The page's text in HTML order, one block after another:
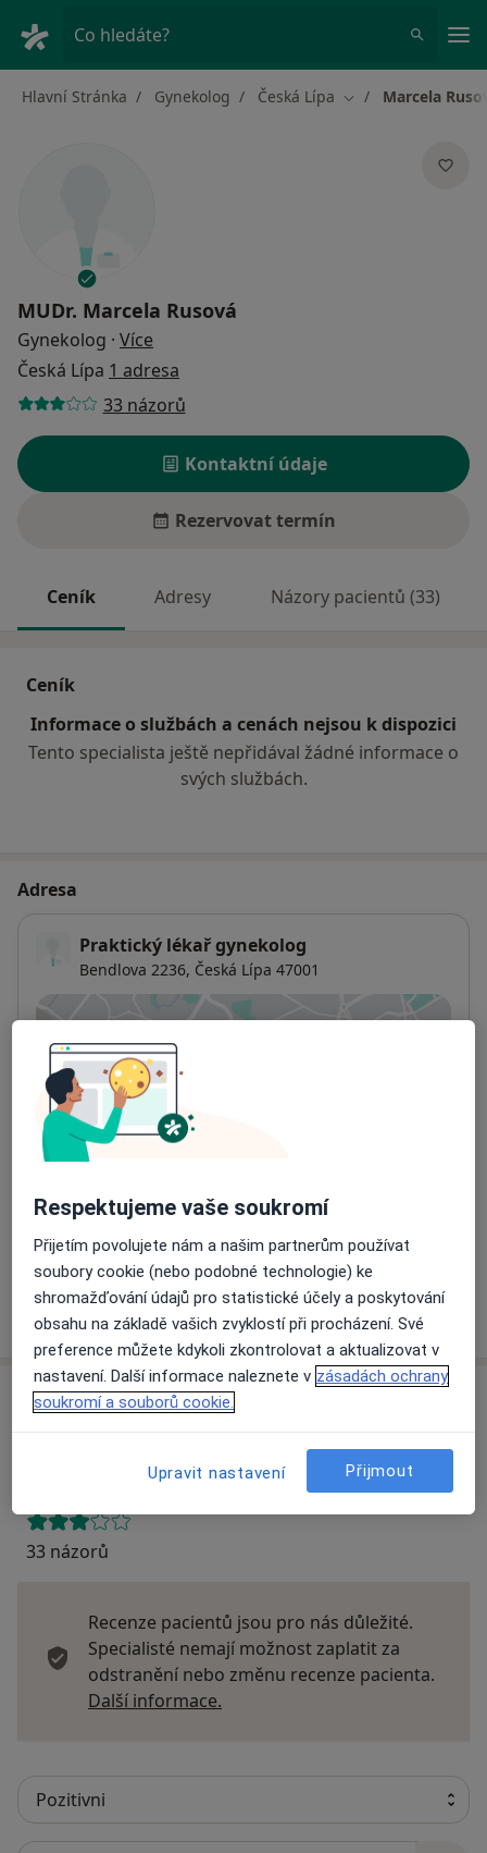
Co hledáte?
Hlavní Stránka Gynekolog Česká Lípa Změna města
Marcela
MUDr. Marcela Rusová
Gynekolog · Více
Česká Lípa 1 adresa
33 názorů
Kontaktní údaje
Rezervovat termín
Ceník Adresy Názory pacientů (33)
Ceník
Informace o službách a cenách nejsou k dispozici
Tento specialista ještě nepřidával žádné informace o
svých službách.
Adresa
Praktický lékař gynekolog
Bendlova 2236, Česká Lípa 47001
Dostupnost
Na této adrese online kalendář není aktivní
Co mám v takové situaci udělat?
Způsoby platby (soukromé návštěvy)
Na teto adrese lékař přijímá pacienty na pojišťovnu
Detaily
Více
o adrese
Názory
Přidejte svůj názor
33 názorů
Recenze pacientů jsou pro nás důležité.
Specialisté nemají možnost zaplatit za
odstranění nebo změnu recenze pacienta.
Další informace.
Respektujeme vaše soukromí
Přijetím povolujete nám a našim partnerům používat
soubory cookie (nebo podobné technologie) ke
shromažďování údajů pro statistické účely a poskytování
obsahu na základě vašich zvyklostí při procházení. Své
preference můžete kdykoli zkontrolovat a aktualizovat v
nastavení. Další informace naleznete v zásadách ochrany
soukromí a souborů cookie.
Upravit nastavení Přijmout